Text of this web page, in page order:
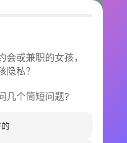
或兼职的女孩，
隐私？
几个简短问题?
再孤单
马上认识身边的TA